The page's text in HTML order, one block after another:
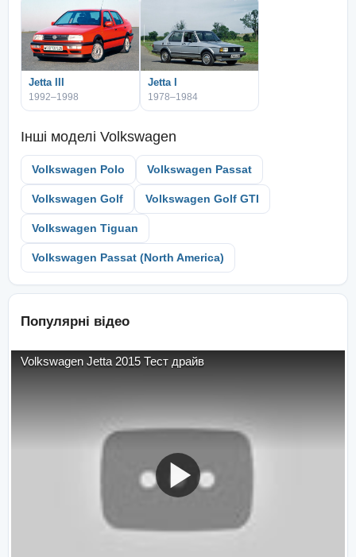
Jetta III
1992–1998
Jetta I
1978–1984
Інші моделі Volkswagen
Volkswagen Polo Volkswagen Passat
Volkswagen Golf Volkswagen Golf GTI
Volkswagen Tiguan
Volkswagen Passat (North America)
Популярні відео
Volkswagen Jetta 2015 Тест драйв